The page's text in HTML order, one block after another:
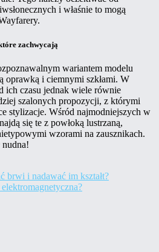
i właśnie to mogą
zachwycają
wariantem modelu
oprawką i ciemnymi szkłami. W
ich czasu jednak wiele równie
szalonych propozycji, z którymi
stylizacje. Wśród najmodniejszych w
się te z powłoką lustrzaną,
wzorami na zausznikach.
brwi i nadawać im kształt?